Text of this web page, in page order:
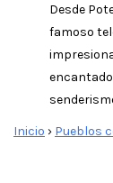
Desde
famoso
Inicio › Pueblos